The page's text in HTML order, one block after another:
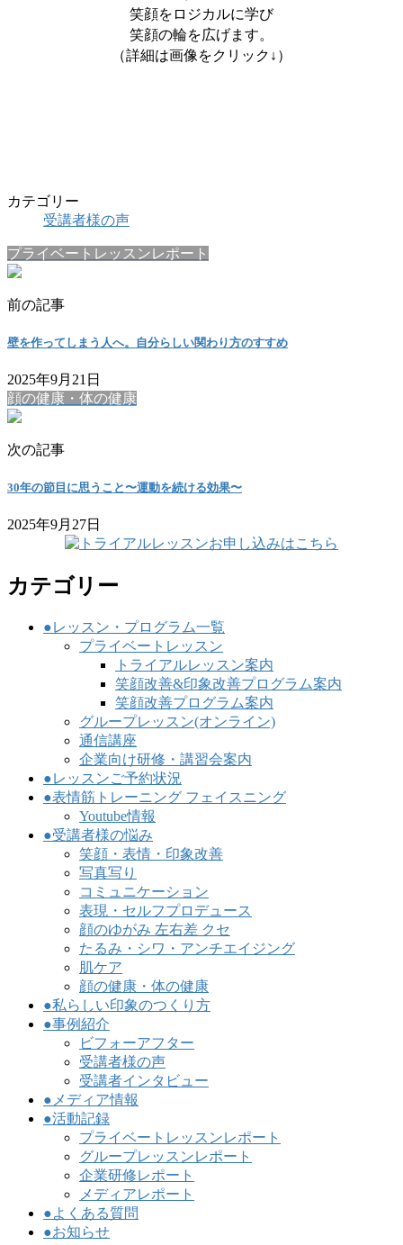
笑顔をロジカルに学び
笑顔の輪を広げます。
（詳細は画像をクリック↓）
カテゴリー
受講者様の声
プライベートレッスンレポート
前の記事
壁を作ってしまう人へ。自分らしい関わり方のすすめ
2025年9月21日
顔の健康・体の健康
次の記事
30年の節目に思うこと〜運動を続ける効果〜
2025年9月27日
カテゴリー
●レッスン・プログラム一覧
プライベートレッスン
トライアルレッスン案内
笑顔改善&印象改善プログラム案内
笑顔改善プログラム案内
グループレッスン(オンライン)
通信講座
企業向け研修・講習会案内
●レッスンご予約状況
●表情筋トレーニング フェイスニング
Youtube情報
●受講者様の悩み
笑顔・表情・印象改善
写真写り
コミュニケーション
表現・セルフプロデュース
顔のゆがみ 左右差 クセ
たるみ・シワ・アンチエイジング
肌ケア
顔の健康・体の健康
●私らしい印象のつくり方
●事例紹介
ビフォーアフター
受講者様の声
受講者インタビュー
●メディア情報
●活動記録
プライベートレッスンレポート
グループレッスンレポート
企業研修レポート
メディアレポート
●よくある質問
●お知らせ